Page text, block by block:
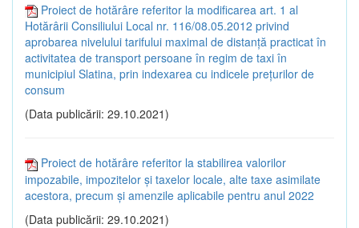
Proiect de hotărâre referitor la modificarea art. 1 al
Hotărârii Consiliului Local nr. 116/08.05.2012 privind
aprobarea nivelului tarifului maximal de distanță practicat în
activitatea de transport persoane în regim de taxi în
municipiul Slatina, prin indexarea cu indicele prețurilor de
consum
(Data publicării: 29.10.2021)
Proiect de hotărâre referitor la stabilirea valorilor
impozabile, impozitelor și taxelor locale, alte taxe asimilate
acestora, precum și amenzile aplicabile pentru anul 2022
(Data publicării: 29.10.2021)